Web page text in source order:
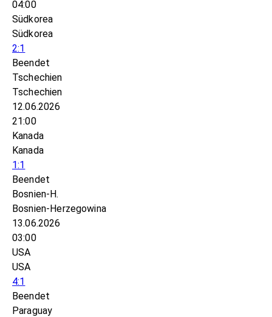
04:00
Südkorea
Südkorea
2:1
Beendet
Tschechien
Tschechien
12.06.2026
21:00
Kanada
Kanada
1:1
Beendet
Bosnien-H.
Bosnien-Herzegowina
13.06.2026
03:00
USA
USA
4:1
Beendet
Paraguay